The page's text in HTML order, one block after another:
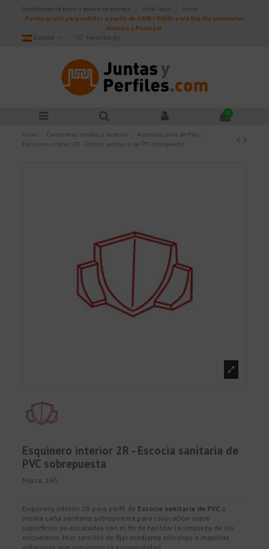
Condiciones de envío y plazos de entrega Aviso legal
Inicio
Portes gratis para pedidos a partir de 100€ | Válido para España peninsular,
Andorra y Portugal.
Español
Favoritos (0)
0
Inicio Cantoneras, cenefas y escocias
Accesorios para perfiles
Esquinero interior 2R - Escocia sanitaria de PVC sobrepuesta
Esquinero interior 2R - Escocia sanitaria de
PVC sobrepuesta
Marca: 165
Esquinero interior 2R para perfil de Escocia sanitaria de PVC o
media caña sanitaria sobrepuesta para colocación sobre
superficies ya alicatadas con el fin de facilitar la limpieza de los
encuentros. Muy sencillo de fijar mediante siliconas o masillas
adhesivas que preserven la estanqueidad.